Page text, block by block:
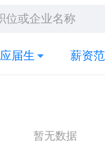
应届生 薪资
暂无数据